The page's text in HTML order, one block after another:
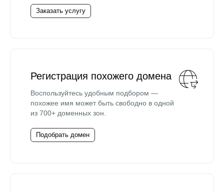
Заказать услугу
Регистрация похожего домена
Воспользуйтесь удобным подбором —
похожее имя может быть свободно в одной
из 700+ доменных зон.
Подобрать домен